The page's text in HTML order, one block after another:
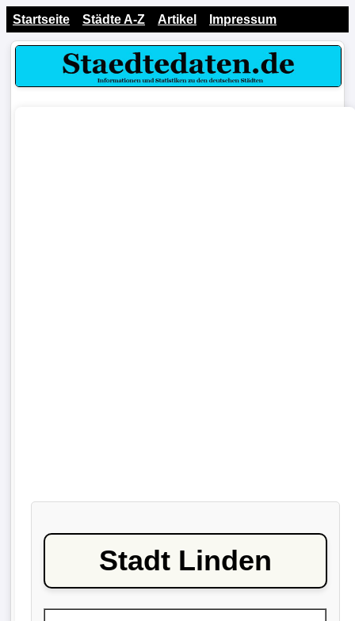
Startseite Städte A-Z Artikel Impressum
Stadt Linden